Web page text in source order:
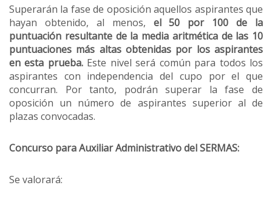
Superarán la fase de oposición aquellos aspirantes que
hayan obtenido, al menos, el 50 por 100 de la
puntuación resultante de la media aritmética de las 10
puntuaciones más altas obtenidas por los aspirantes
en esta prueba.Este nivel será común para todos los
aspirantes con independencia del cupo por el que
concurran. Por tanto, podrán superar la fase de
oposición un número de aspirantes superior al de
plazas convocadas.
Concurso para Auxiliar Administrativo del SERMAS:
Se valorará: